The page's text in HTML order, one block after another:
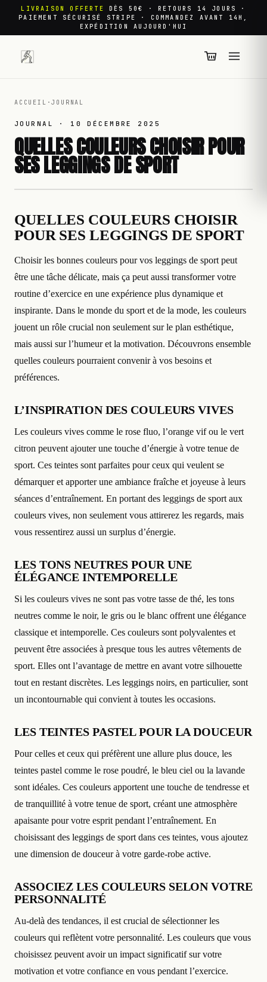
LIVRAISON OFFERTE
DÈS 50€ · RETOURS 14 JOURS ·
PAIEMENT SÉCURISÉ STRIPE · COMMANDEZ AVANT 14H,
EXPÉDITION AUJOURD'HUI
ACCUEIL ·JOURNAL
JOURNAL · 10 DÉCEMBRE 2025
QUELLES COULEURS CHOISIR POUR
SES LEGGINGS DE SPORT
QUELLES COULEURS CHOISIR
POUR SES LEGGINGS DE SPORT
Choisir les bonnes couleurs pour vos leggings de sport peut
être une tâche délicate, mais ça peut aussi transformer votre
routine d’exercice en une expérience plus dynamique et
inspirante. Dans le monde du sport et de la mode, les couleurs
jouent un rôle crucial non seulement sur le plan esthétique,
mais aussi sur l’humeur et la motivation. Découvrons ensemble
quelles couleurs pourraient convenir à vos besoins et
préférences.
L’INSPIRATION DES COULEURS VIVES
Les couleurs vives comme le rose fluo, l’orange vif ou le vert
citron peuvent ajouter une touche d’énergie à votre tenue de
sport. Ces teintes sont parfaites pour ceux qui veulent se
démarquer et apporter une ambiance fraîche et joyeuse à leurs
séances d’entraînement. En portant des leggings de sport aux
couleurs vives, non seulement vous attirerez les regards, mais
vous ressentirez aussi un surplus d’énergie.
LES TONS NEUTRES POUR UNE
ÉLÉGANCE INTEMPORELLE
Si les couleurs vives ne sont pas votre tasse de thé, les tons
neutres comme le noir, le gris ou le blanc offrent une élégance
classique et intemporelle. Ces couleurs sont polyvalentes et
peuvent être associées à presque tous les autres vêtements de
sport. Elles ont l’avantage de mettre en avant votre silhouette
tout en restant discrètes. Les leggings noirs, en particulier, sont
un incontournable qui convient à toutes les occasions.
LES TEINTES PASTEL POUR LA DOUCEUR
Pour celles et ceux qui préfèrent une allure plus douce, les
teintes pastel comme le rose poudré, le bleu ciel ou la lavande
sont idéales. Ces couleurs apportent une touche de tendresse et
de tranquillité à votre tenue de sport, créant une atmosphère
apaisante pour votre esprit pendant l’entraînement. En
choisissant des leggings de sport dans ces teintes, vous ajoutez
une dimension de douceur à votre garde-robe active.
ASSOCIEZ LES COULEURS SELON VOTRE
PERSONNALITÉ
Au-delà des tendances, il est crucial de sélectionner les
couleurs qui reflètent votre personnalité. Les couleurs que vous
choisissez peuvent avoir un impact significatif sur votre
motivation et votre confiance en vous pendant l’exercice.